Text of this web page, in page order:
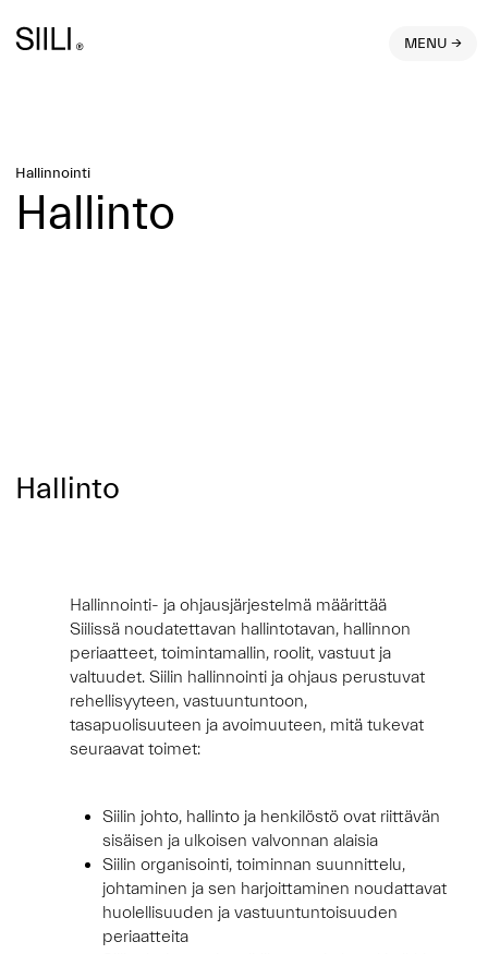
MENU →
Hallinnointi
Hallinto
Hallinto
Hallinnointi- ja ohjausjärjestelmä määrittää
Siilissä noudatettavan hallintotavan, hallinnon
periaatteet, toimintamallin, roolit, vastuut ja
valtuudet. Siilin hallinnointi ja ohjaus perustuvat
rehellisyyteen, vastuuntuntoon,
tasapuolisuuteen ja avoimuuteen, mitä tukevat
seuraavat toimet:
Siilin johto, hallinto ja henkilöstö ovat riittävän
sisäisen ja ulkoisen valvonnan alaisia
Siilin organisointi, toiminnan suunnittelu,
johtaminen ja sen harjoittaminen noudattavat
huolellisuuden ja vastuuntuntoisuuden
periaatteita